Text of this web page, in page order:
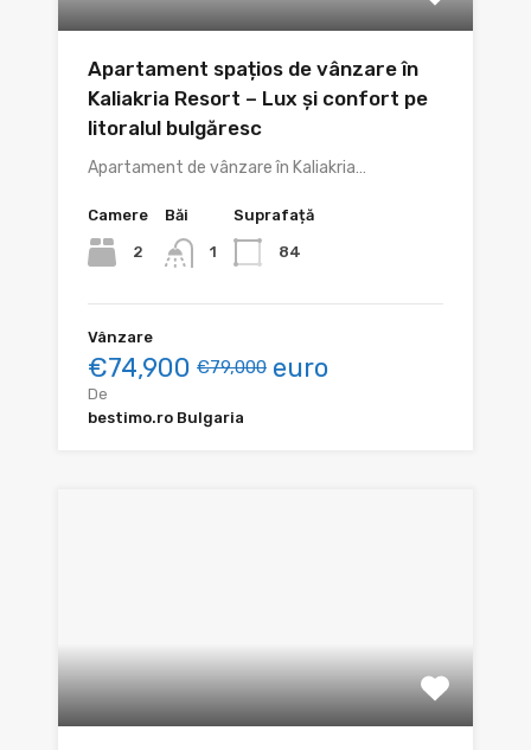
Apartament spațios de vânzare în
Kaliakria Resort – Lux și confort pe
litoralul bulgăresc
Apartament de vânzare în Kaliakria…
Camere
2
Băi
1
Suprafață
84
Vânzare
€74,900 €79,000 euro
De
bestimo.ro Bulgaria